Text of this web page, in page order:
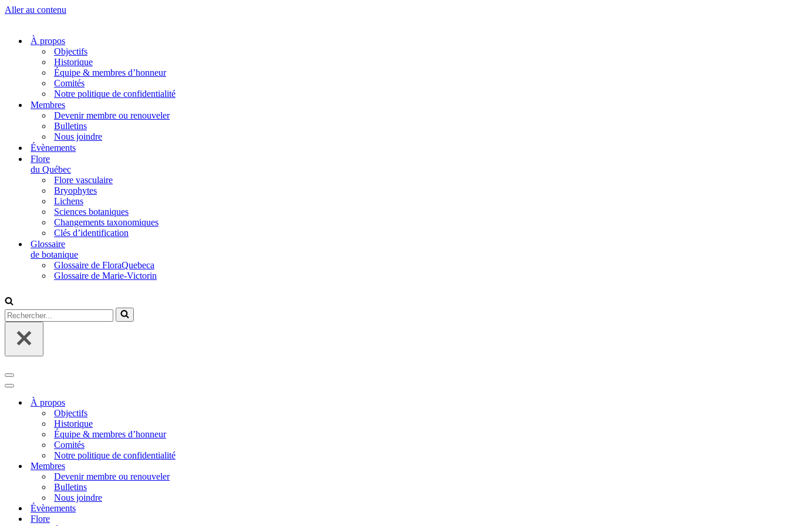
Aller au contenu
À propos
Objectifs
Historique
Équipe & membres d’honneur
Comités
Notre politique de confidentialité
Membres
Devenir membre ou renouveler
Bulletins
Nous joindre
Évènements
Flore
du Québec
Flore vasculaire
Bryophytes
Lichens
Sciences botaniques
Changements taxonomiques
Clés d’identification
Glossaire
de botanique
Glossaire de FloraQuebeca
Glossaire de Marie-Victorin
Rechercher...
Menu
de
navigation
Menu
navigationÀ propos
Objectifs
Historique
Équipe & membres d’honneur
Comités
Notre politique de confidentialité
Membres
Devenir membre ou renouveler
Bulletins
Nous joindre
Évènements
Flore